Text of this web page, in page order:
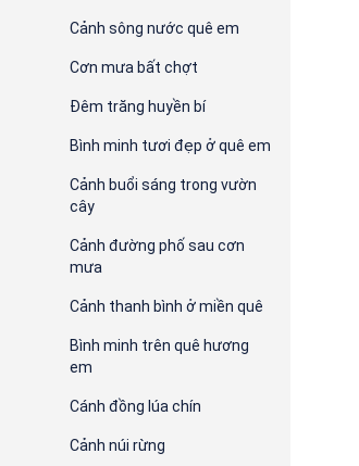
Cảnh sông nước quê em
Cơn mưa bất chợt
Đêm trăng huyền bí
Bình minh tươi đẹp ở quê em
Cảnh buổi sáng trong vườn
cây
Cảnh đường phố sau cơn
mưa
Cảnh thanh bình ở miền quê
Bình minh trên quê hương
em
Cánh đồng lúa chín
Cảnh núi rừng